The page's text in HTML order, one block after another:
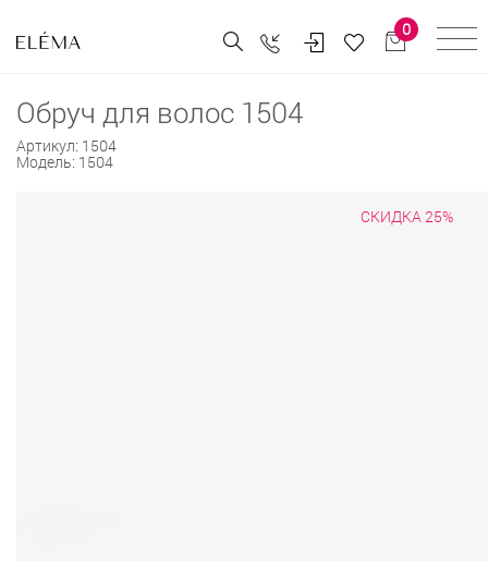
0
Обруч для волос 1504
Артикул: 1504
Модель: 1504
СКИДКА 25%